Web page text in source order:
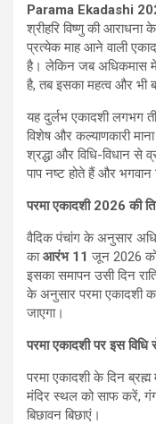
Parama Ekadashi
श्रीहरि विष्णु की आराधना
प्रत्येक माह आने वाली
है। लेकिन जब अधिकमास
है, तब इसका महत्व और भी
यह दुर्लभ एकादशी लगभग
विशेष और कल्याणकारी
श्रद्धा और विधि-विधान
पाप नष्ट होते हैं और भगवान
परमा एकादशी 2026की
वैदिक पंचांग के अनुसार
काआरंभ 11जून 2026 को
इसका समापन उसी दिन
के अनुसार परमा एकादशी
जाएगा।
परमा एकादशी पर इस
परमा एकादशी के दिन
मंदिर स्थल को साफ करें,
बिछावन बिछाएं।